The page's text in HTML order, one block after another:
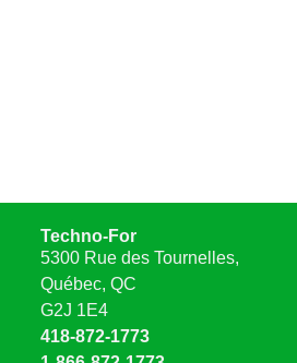
Techno-For
5300 Rue des Tournelles,
Québec, QC
G2J 1E4
418-872-1773